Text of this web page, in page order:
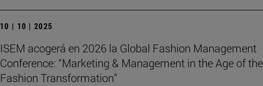
10 | 10 | 2025
ISEM acogerá en 2026 la Global Fashion Management
Conference: “Marketing & Management in the Age of
Fashion Transformation”